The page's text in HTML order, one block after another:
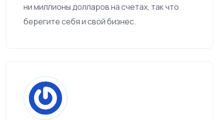
ни миллионы долларов на счетах, так что
берегите себя и свой бизнес.